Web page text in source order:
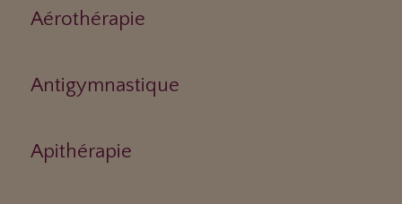
Aérothérapie
Antigymnastique
Apithérapie